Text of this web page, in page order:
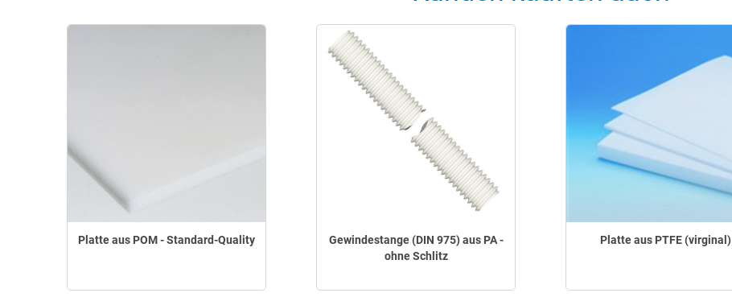
Platte aus POM - Standard-Quality
Gewindestange (DIN 975) aus PA -
ohne Schlitz
Platte aus PTFE (virginal)